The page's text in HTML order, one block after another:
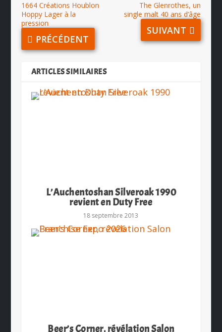
1664 Créations Houblon
Hoppy Lager à la
pression
PRÉCÉDENT
The Glenrothes, un
single malt 40 ans d’âge
SUIVANT
ARTICLES SIMILAIRES
L’Auchentoshan Silveroak 1990
revient en Duty Free
18 septembre 2013
Beer’s Corner, révélation Salon